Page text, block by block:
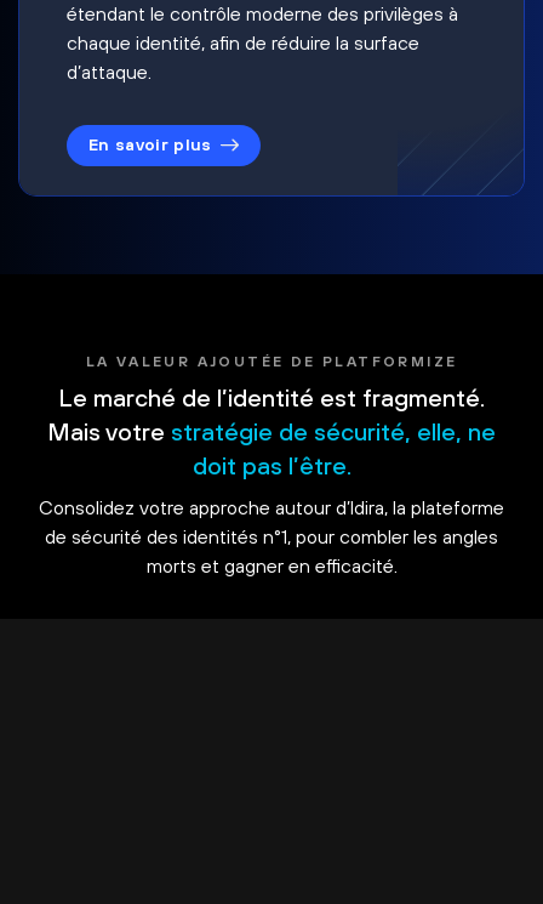
étendant le contrôle moderne des privilèges à
chaque identité, afin de réduire la surface
d’attaque.
En savoir plus
LA VALEUR AJOUTÉE DE PLATFORMIZE
Le marché de l’identité est fragmenté.
Mais votre stratégie de sécurité, elle, ne
doit pas l’être.
Consolidez votre approche autour d’Idira, la plateforme
de sécurité des identités n°1, pour combler les angles
morts et gagner en efficacité.